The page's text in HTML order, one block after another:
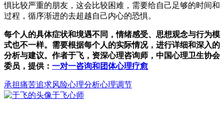
惧比较严重的朋友，这会比较困难，需要给自己足够的时间和
过程，循序渐进的去超越自己内心的恐惧。
每个人的具体症状和境遇不同，情绪感受、思想观念与行为模
式也不一样。需要根据每个人的实际情况，进行详细和深入的
分析与建议。作者于飞，资深心理咨询师，中国心理卫生协会
委员，提供： 一对一咨询和团体心理疗愈
承担痛苦追求风险心理分析心理调节
于飞心师